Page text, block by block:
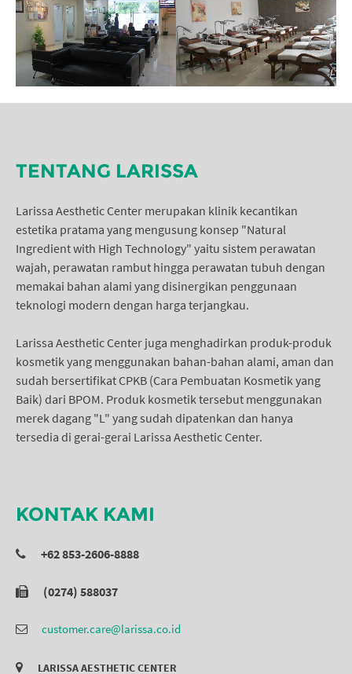
TENTANG LARISSA
Larissa Aesthetic Center merupakan klinik kecantikan
estetika pratama yang mengusung konsep "Natural
Ingredient with High Technology" yaitu sistem perawatan
wajah, perawatan rambut hingga perawatan tubuh dengan
memakai bahan alami yang disinergikan penggunaan
teknologi modern dengan harga terjangkau.
Larissa Aesthetic Center juga menghadirkan produk-produk
kosmetik yang menggunakan bahan-bahan alami, aman dan
sudah bersertifikat CPKB (Cara Pembuatan Kosmetik yang
Baik) dari BPOM. Produk kosmetik tersebut menggunakan
merek dagang "L" yang sudah dipatenkan dan hanya
tersedia di gerai-gerai Larissa Aesthetic Center.
KONTAK KAMI
+62 853-2606-8888
(0274) 588037
customer.care@larissa.co.id
LARISSA AESTHETIC CENTER